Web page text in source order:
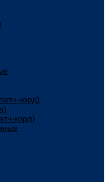
корд)
корд)